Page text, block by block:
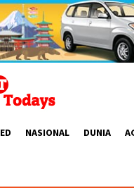
NASIONAL DUNIA